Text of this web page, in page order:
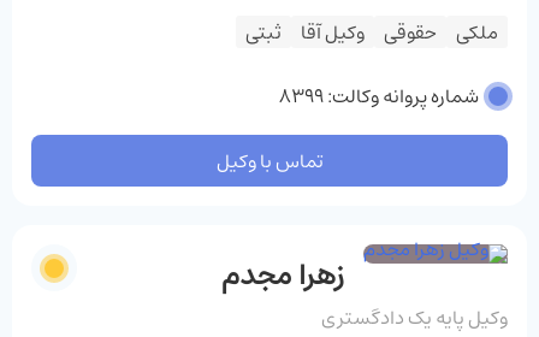
ملکی حقوقی وکیل آقا ثبتی
شماره پروانه وکالت: 8399
تماس با وکیل
زهرا مجدم
وکیل پایه یک دادگستری